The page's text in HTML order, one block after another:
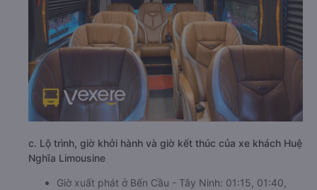
c. Lộ trình, giờ khởi hành và giờ kết thúc của xe khách Huệ
Nghĩa Limousine
Giờ xuất phát ở Bến Cầu - Tây Ninh: 01:15, 01:40,